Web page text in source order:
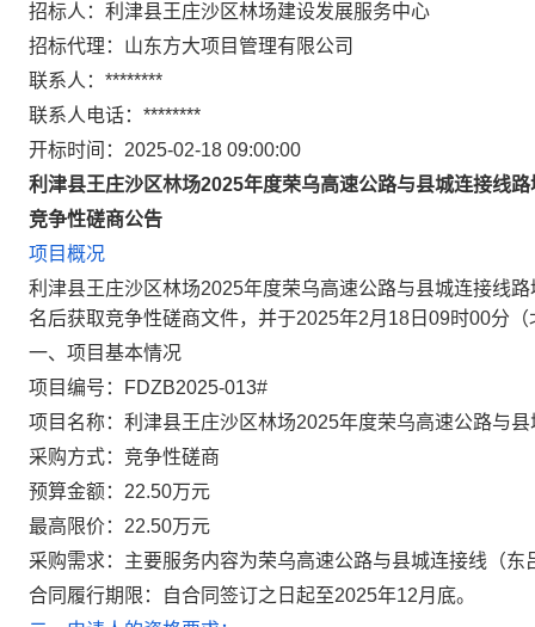
招标人：利津县王庄沙区林场建设发展服务中心
招标代理：山东方大项目管理有限公司
联系人：********
联系人电话：********
开标时间：2025-02-18 09:00:00
利津县王庄沙区林场2025年度荣乌高速公路与县城连接线
竞争性磋商公告
项目概况
利津县王庄沙区林场2025年度荣乌高速公路与县城连接线
名后获取竞争性磋商文件，并于2025年2月18日09时00分
一、项目基本情况
项目编号：
FDZB2025-013#
项目名称： 利津县王庄沙区林场2025年度荣乌高速公路与
采购方式：竞争性磋商
预算金额： 22.50万元
最高限价： 22.50万元
采购需求： 主要服务内容为荣乌高速公路与县城连接线（
合同履行期 限：自合同签订之日起至2025年12月底。